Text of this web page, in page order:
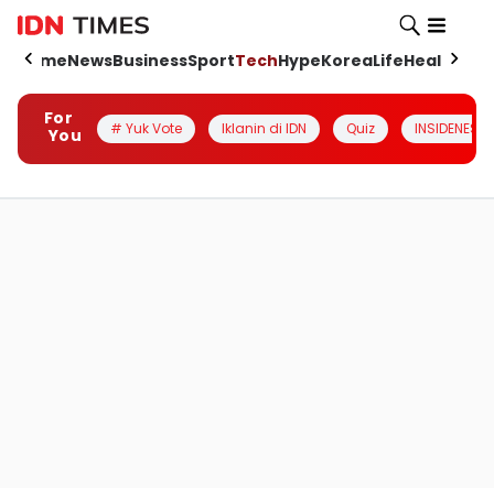
HomeNewsBusinessSportTechHypeKoreaLifeHealth
For
You
# Yuk Vote Iklanin di IDN Quiz INSIDENESIA